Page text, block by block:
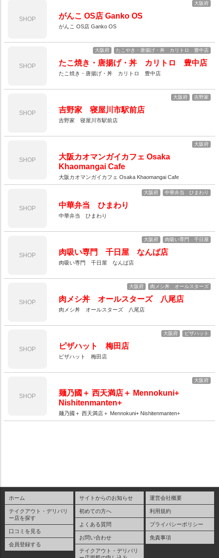
SHOP
大阪府
がんこ OS店 Ganko OS
がんこ OS店 Ganko OS
SHOP
大阪府 たこやき・唐揚げ・丼 カリトロ 豊中店
たこ焼き・唐揚げ・丼 カリトロ 豊中店
たこ焼き・唐揚げ・丼 カリトロ 豊中店
SHOP
大阪府 吉野家
吉野家 寝屋川市駅前店
吉野家 寝屋川市駅前店
SHOP
大阪府
大阪カオマンガイカフェ Osaka
Khaomangai Cafe
大阪カオマンガイカフェ Osaka Khaomangai Cafe
SHOP
大阪府 中華弁当 ひまわり
中華弁当 ひまわり
中華弁当 ひまわり
SHOP
大阪府 肉吸い専門 千日屋
肉吸い専門 千日屋 なんば店
肉吸い専門 千日屋 なんば店
SHOP
大阪府 肉メシ丼 オールスターズ
肉メシ丼 オールスターズ 八尾店
肉メシ丼 オールスターズ 八尾店
SHOP
大阪府 ピザハット
ピザハット 梅田店
ピザハット 梅田店
SHOP
大阪府
麺乃國＋ 西天満店＋ Mennokuni+
Nishitenmanten+
麺乃國＋ 西天満店＋ Mennokuni+ Nishitenmanten+
ホーム
テイクアウト・デリバリ
ー店を探す
口コミを見る
会員登録する
サイトからのお知らせ
初めての方へ
よくある質問
お問い合わせ
テイクアウト・デリバリ
運営会社概要
利用規約
プライバシーポリシー
免責事項